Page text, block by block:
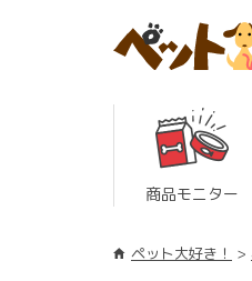
商品モニター
ペット大好き！